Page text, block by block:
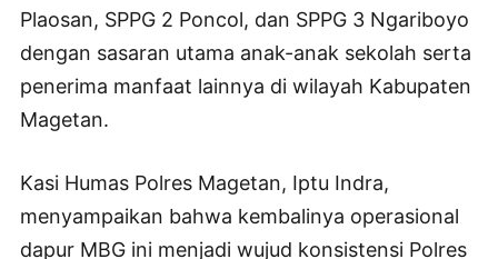
Plaosan, SPPG 2 Poncol, dan SPPG 3 Ngariboyo
dengan sasaran utama anak-anak sekolah serta
penerima manfaat lainnya di wilayah Kabupaten
Magetan.
Kasi Humas Polres Magetan, Iptu Indra,
menyampaikan bahwa kembalinya operasional
dapur MBG ini menjadi wujud konsistensi Polres